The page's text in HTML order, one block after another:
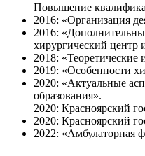
Повышение
2016: «Организация
2016:
хирургический
2018:
2019: «Особенности
2020: «Актуальные
образования».
2020: Красноярский
2020: Красноярский
2022: «Амбулаторная